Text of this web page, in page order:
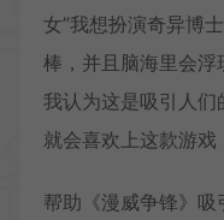
女”我想扮演奇异博
棒，并且脑海里会浮
我认为这是吸引人们
就会喜欢上这款游戏
帮助《漫威争锋》